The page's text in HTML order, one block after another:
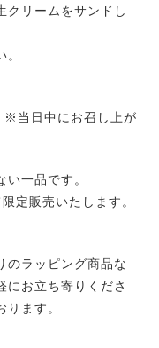
リームをサンドし
日中にお召し上が
一品です。
定販売いたします。
のラッピング商品な
にお立ち寄りくださ
ます。